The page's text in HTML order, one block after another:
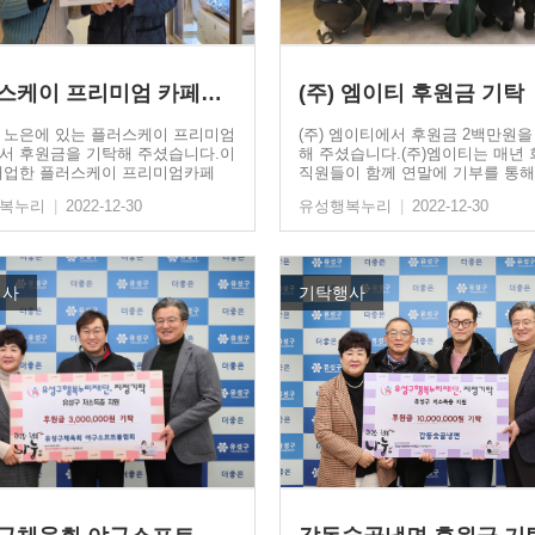
케이 프리미엄 카페…
은에 있는 플러스케이 프리미엄
후원금을 기탁해 주셨습니다.이
한 플러스케이 프리미엄카페
누리
2022-12-30
(주) 엠이티 후원금 기탁
(주) 엠이티에서 후원금 2백만원
해 주셨습니다.(주)엠이티는 매년
직원들이 함께 연말에 기부를 통
유성행복누리
2022-12-30
기탁행사